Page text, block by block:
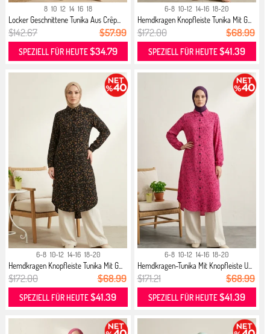
8 10 12 14 16 18
Locker Geschnittene Tunika Aus Crêp...
$142.67 $57.99
SPEZIELL FÜR HEUTE$34.79
6-8 10-12 14-16 18-20
Hemdkragen Knopfleiste Tunika Mit G...
$172.00 $68.99
SPEZIELL FÜR HEUTE$41.39
6-8 10-12 14-16 18-20
Hemdkragen Knopfleiste Tunika Mit G...
$172.00 $68.99
SPEZIELL FÜR HEUTE$41.39
6-8 10-12 14-16 18-20
Hemdkragen-Tunika Mit Knopfleiste U...
$171.21 $68.99
SPEZIELL FÜR HEUTE$41.39